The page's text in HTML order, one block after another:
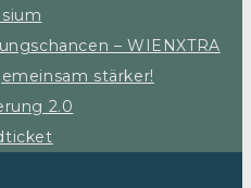
– WIENXTRA
stärker!
2.0